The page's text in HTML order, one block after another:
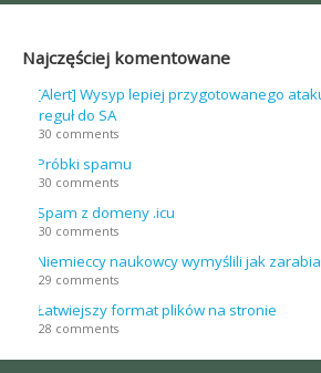
Najczęściej komentowane
[Alert] Wysyp lepiej przygotowanego
reguł do SA
30 comments
Próbki spamu
30 comments
Spam z domeny .icu
30 comments
Niemieccy naukowcy wymyślili jak
29 comments
Łatwiejszy format plików na stronie
28 comments